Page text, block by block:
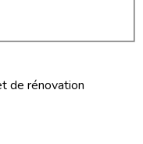
de rénovation